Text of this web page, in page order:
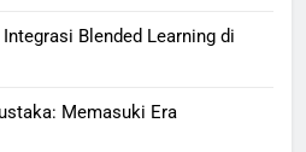
Blended Learning di
Memasuki Era